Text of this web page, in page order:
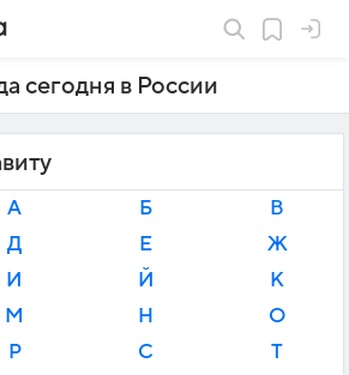
сегодня в России
А Б
В
Д Е
Ж
И Й
К
М Н
О
Р С
Т